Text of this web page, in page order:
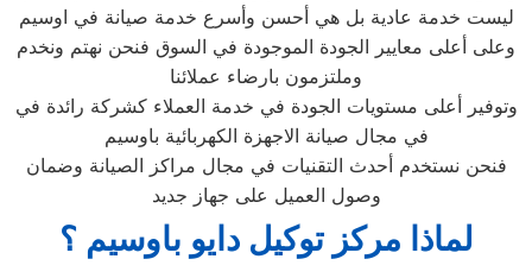
ليست خدمة عادية بل هي أحسن وأسرع خدمة صيانة في اوسيم
وعلى أعلى معايير الجودة الموجودة في السوق فنحن نهتم ونخدم
وملتزمون بارضاء عملائنا
وتوفير أعلى مستويات الجودة في خدمة العملاء كشركة رائدة في
في مجال صيانة الاجهزة الكهربائية باوسيم
فنحن نستخدم أحدث التقنيات في مجال مراكز الصيانة وضمان
وصول العميل على جهاز جديد
لماذا مركز توكيل دايو باوسيم ؟